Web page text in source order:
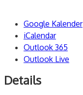
Google Kalender
iCalendar
Outlook 365
Outlook Live
Details